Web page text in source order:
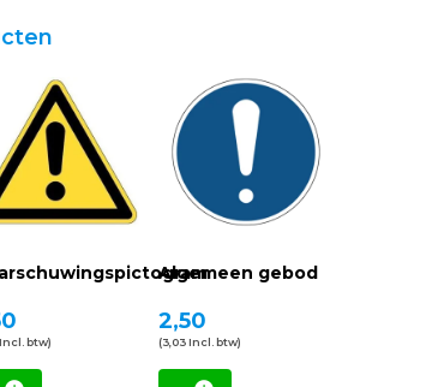
btw)
Algemeen gebod
2,50
(3,03 Incl. btw)